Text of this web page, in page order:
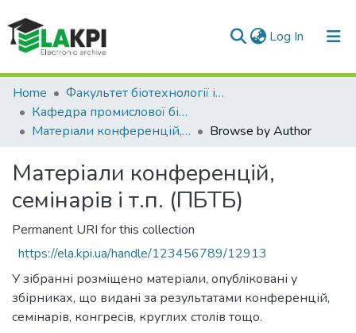
Log In (current)
Communities & Collections
All of DSpace
Home
Факультет біотехнології і біотехніки (ФБТ)
Кафедра промислової біотехнології та біофармації (ПБТБ)
Матеріали конференцій, семінарів і т.п. (ПБТБ)
Browse by Author
Матеріали конференцій,
семінарів і т.п. (ПБТБ)
Permanent URI for this collection
https://ela.kpi.ua/handle/123456789/12913
У зібранні розміщено матеріали, опубліковані у
збірниках, що видані за результатами конференцій,
семінарів, конгресів, круглих столів тощо.